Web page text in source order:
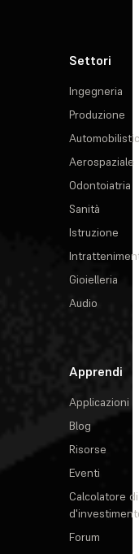
Settori
Ingegneria
Produzione
Aerospaziale
Odontoiatria
Sanità
Istruzione
Gioielleria
Audio
Apprendi
Applicazioni
Blog
Risorse
Eventi
Calcolatore
Forum